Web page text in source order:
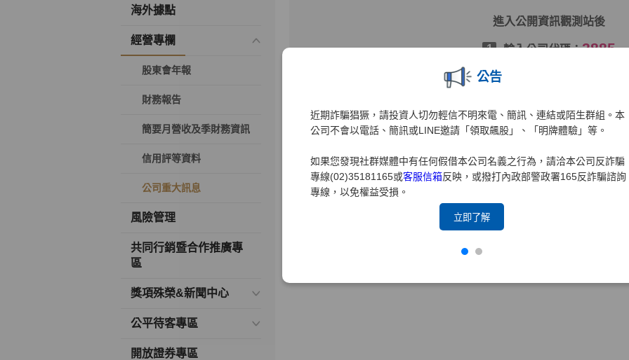
公告
近期詐騙猖獗，請投資人切勿輕信不明來電、簡訊、連結或陌生群組。本
公司不會以電話、簡訊或LINE邀請「領取飆股」、「明牌體驗」等。
如果您發現社群媒體中有任何假借本公司名義之行為，請洽本公司反詐騙
專線(02)35181165或客服信箱反映，或撥打內政部警政署165反詐騙諮詢
專線，以免權益受損。
立即了解
海外據點
經營專欄
股東會年報
財務報告
簡要月營收及季財務資訊
信用評等資料
公司重大訊息
風險管理
共同行銷暨合作推廣專
區
獎項殊榮&新聞中心
公平待客專區
開放證券專區
進入公開資訊觀測站後
1 輸入公司代碼：2885
2